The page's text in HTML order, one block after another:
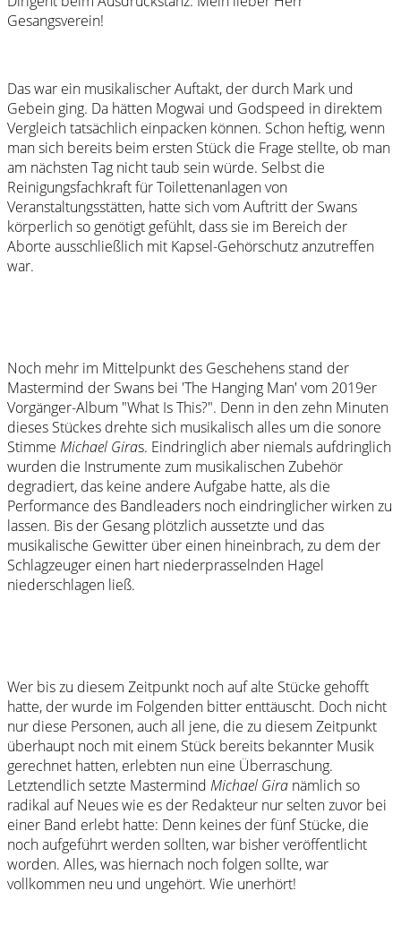
Gesangsverein!
Das war ein musikalischer Auftakt, der durch Mark und
Gebein ging. Da hätten Mogwai und Godspeed in direktem
Vergleich tatsächlich einpacken können. Schon heftig, wenn
man sich bereits beim ersten Stück die Frage stellte, ob man
am nächsten Tag nicht taub sein würde. Selbst die
Reinigungsfachkraft für Toilettenanlagen von
Veranstaltungsstätten, hatte sich vom Auftritt der Swans
körperlich so genötigt gefühlt, dass sie im Bereich der
Aborte ausschließlich mit Kapsel-Gehörschutz anzutreffen
war.
Noch mehr im Mittelpunkt des Geschehens stand der
Mastermind der Swans bei 'The Hanging Man' vom 2019er
Vorgänger-Album "What Is This?". Denn in den zehn Minuten
dieses Stückes drehte sich musikalisch alles um die sonore
Stimme Michael Giras. Eindringlich aber niemals aufdringlich
wurden die Instrumente zum musikalischen Zubehör
degradiert, das keine andere Aufgabe hatte, als die
Performance des Bandleaders noch eindringlicher wirken zu
lassen. Bis der Gesang plötzlich aussetzte und das
musikalische Gewitter über einen hineinbrach, zu dem der
Schlagzeuger einen hart niederprasselnden Hagel
niederschlagen ließ.
Wer bis zu diesem Zeitpunkt noch auf alte Stücke gehofft
hatte, der wurde im Folgenden bitter enttäuscht. Doch nicht
nur diese Personen, auch all jene, die zu diesem Zeitpunkt
überhaupt noch mit einem Stück bereits bekannter Musik
gerechnet hatten, erlebten nun eine Überraschung.
Letztendlich setzte Mastermind Michael Gira nämlich so
radikal auf Neues wie es der Redakteur nur selten zuvor bei
einer Band erlebt hatte: Denn keines der fünf Stücke, die
noch aufgeführt werden sollten, war bisher veröffentlicht
worden. Alles, was hiernach noch folgen sollte, war
vollkommen neu und ungehört. Wie unerhört!